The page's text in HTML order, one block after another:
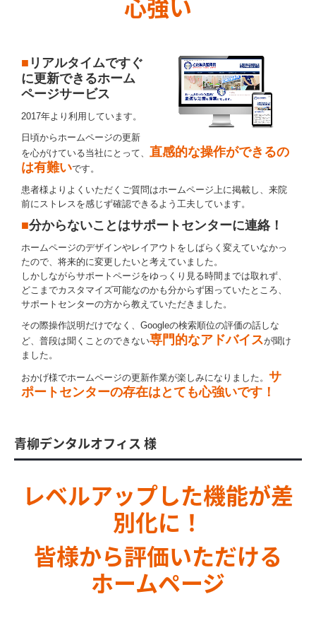
■ リアルタイムですぐ
に更新できるホーム
ページサービス
2017年より利用しています。
日頃からホームページの更新
を心がけている当社にとって、 直感的な操作ができるの
は有難いです。
患者様よりよくいただくご質問はホームページ上に掲載し、来院
前にストレスを感じず確認できるよう工夫しています。
■分からないことはサポートセンターに連絡！
ホームページのデザインやレイアウトをしばらく変えていなかっ
たので、将来的に変更したいと考えていました。
しかしながらサポートページをゆっくり見る時間までは取れず、
どこまでカスタマイズ可能なのかも分からず困っていたところ、
サポートセンターの方から教えていただきました。
その際操作説明だけでなく、Googleの検索順位の評価の話しな
ど、普段は聞くことのできない専門的なアドバイスが聞け
ました。
おかげ様でホームページの更新作業が楽しみになりました。 サ
ポートセンターの存在はとても心強いです！
青柳デンタルオフィス 様
レベルアップした機能が差
別化に！
皆様から評価いただける
ホームページ